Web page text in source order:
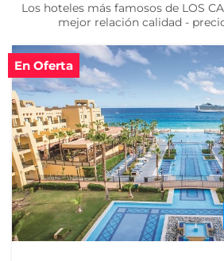
Los hoteles más famosos de LOS
mejor relación calidad -
En Oferta